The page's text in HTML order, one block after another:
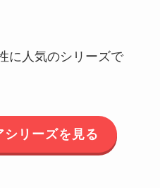
に人気のシリーズで
リーズを見る